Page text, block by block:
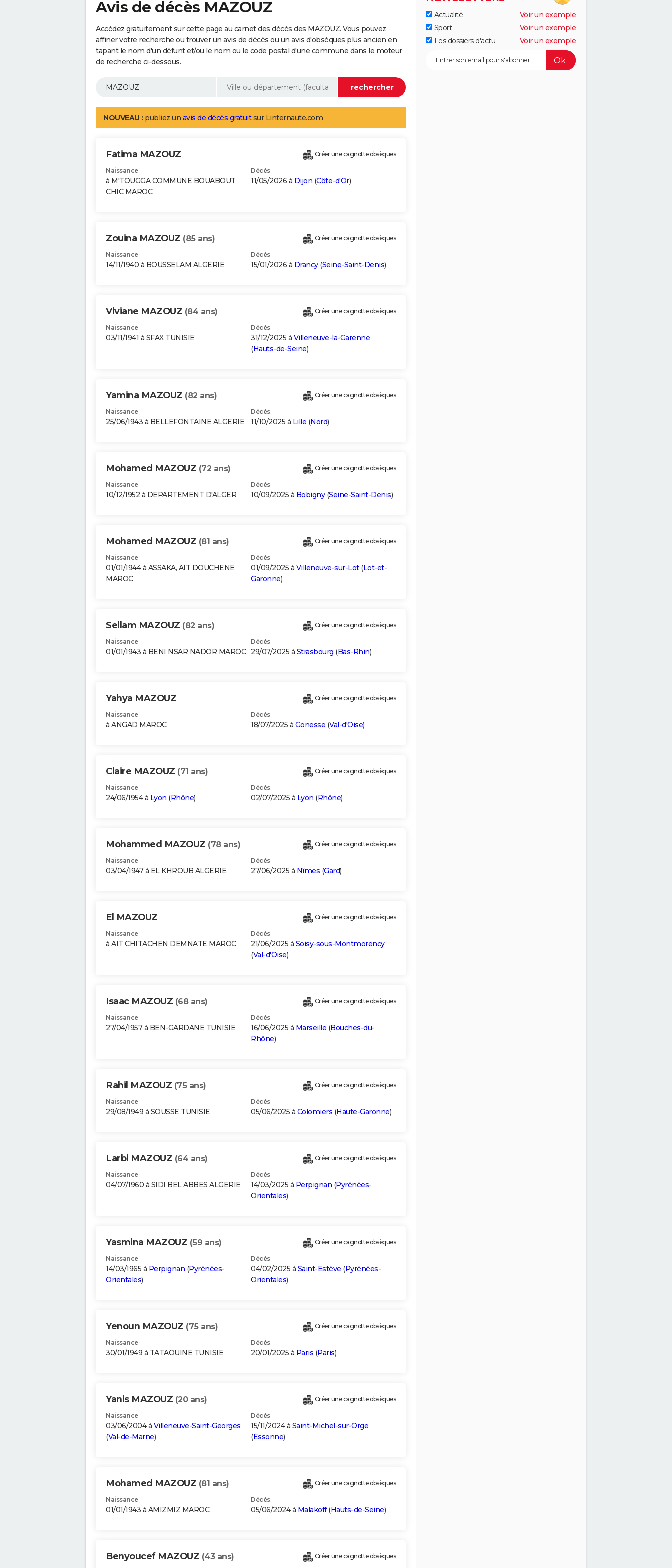
Avis de décès MAZOUZ
Accédez gratuitement sur cette page au carnet des décès des MAZOUZ. Vous pouvez
affiner votre recherche ou trouver un avis de décès ou un avis d'obsèques plus ancien en
tapant le nom d'un défunt et/ou le nom ou le code postal d'une commune dans le moteur
de recherche ci-dessous.
NOUVEAU : publiez un avis de décès gratuitsur Linternaute.com
Fatima MAZOUZ Créer une cagnotte obsèques
Naissance
à M'TOUGGA COMMUNE BOUABOUT
CHIC MAROC
Décès
11/05/2026 à Dijon (Côte-d'Or)
Zouina MAZOUZ (85 ans) Créer une cagnotte obsèques
Naissance
14/11/1940 à BOUSSELAM ALGERIE
Décès
15/01/2026 à Drancy(Seine-Saint-Denis)
Viviane MAZOUZ (84 ans) Créer une cagnotte obsèques
Naissance
03/11/1941 à SFAX TUNISIE
Décès
31/12/2025 à Villeneuve-la-Garenne
(Hauts-de-Seine)
Yamina MAZOUZ (82 ans) Créer une cagnotte obsèques
Naissance
25/06/1943 à BELLEFONTAINE ALGERIE
Décès
11/10/2025 à Lille (Nord)
Mohamed MAZOUZ (72 ans) Créer une cagnotte obsèques
Naissance
10/12/1952 à DEPARTEMENT D'ALGER
Décès
10/09/2025 à Bobigny(Seine-Saint-Denis)
Mohamed MAZOUZ (81 ans) Créer une cagnotte obsèques
Naissance
01/01/1944 à ASSAKA, AIT DOUCHENE
MAROC
Décès
01/09/2025 à Villeneuve-sur-Lot(Lot-et-
Garonne)
Sellam MAZOUZ (82 ans) Créer une cagnotte obsèques
Naissance
01/01/1943 à BENI NSAR NADOR MAROC
Décès
29/07/2025 à Strasbourg (Bas-Rhin)
Yahya MAZOUZ Créer une cagnotte obsèques
Naissance
à ANGAD MAROC
Décès
18/07/2025 à Gonesse (Val-d'Oise)
Claire MAZOUZ (71 ans) Créer une cagnotte obsèques
Naissance
24/06/1954 à Lyon (Rhône)
Décès
02/07/2025 à Lyon (Rhône)
Mohammed MAZOUZ (78 ans) Créer une cagnotte obsèques
Naissance
03/04/1947 à EL KHROUB ALGERIE
Décès
27/06/2025 à Nîmes (Gard)
El MAZOUZ Créer une cagnotte obsèques
Naissance
à AIT CHITACHEN DEMNATE MAROC
Décès
21/06/2025 à Soisy-sous-Montmorency
(Val-d'Oise)
Isaac MAZOUZ (68 ans) Créer une cagnotte obsèques
Naissance
27/04/1957 à BEN-GARDANE TUNISIE
Décès
16/06/2025 à Marseille (Bouches-du-
Rhône)
Rahil MAZOUZ (75 ans) Créer une cagnotte obsèques
Naissance
29/08/1949 à SOUSSE TUNISIE
Décès
05/06/2025 à Colomiers (Haute-Garonne)
Larbi MAZOUZ (64 ans) Créer une cagnotte obsèques
Naissance
04/07/1960 à SIDI BEL ABBES ALGERIE
Décès
14/03/2025 à Perpignan (Pyrénées-
Orientales)
Yasmina MAZOUZ (59 ans) Créer une cagnotte obsèques
Naissance
14/03/1965 à Perpignan (Pyrénées-
Orientales)
Décès
04/02/2025 à Saint-Estève (Pyrénées-
Orientales)
Yenoun MAZOUZ (75 ans) Créer une cagnotte obsèques
Naissance
30/01/1949 à TATAOUINE TUNISIE
Décès
20/01/2025 à Paris (Paris)
Yanis MAZOUZ (20 ans) Créer une cagnotte obsèques
Naissance
03/06/2004 à Villeneuve-Saint-Georges
(Val-de-Marne)
Décès
15/11/2024 à Saint-Michel-sur-Orge
(Essonne)
Mohamed MAZOUZ (81 ans) Créer une cagnotte obsèques
Naissance
01/01/1943 à AMIZMIZ MAROC
Décès
05/06/2024 à Malakoff(Hauts-de-Seine)
Benyoucef MAZOUZ (43 ans) Créer une cagnotte obsèques
Actualité
Voir un exemple
Sport
Voir un exemple
Les dossiers d'actu
Voir un exemple